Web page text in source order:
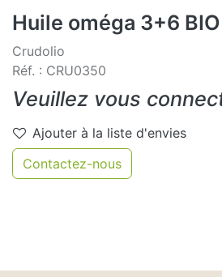
Huile oméga 3+6
Crudolio
Réf. : CRU0350
Veuillez vous
Ajouter à la liste d'envies
Contactez-nous